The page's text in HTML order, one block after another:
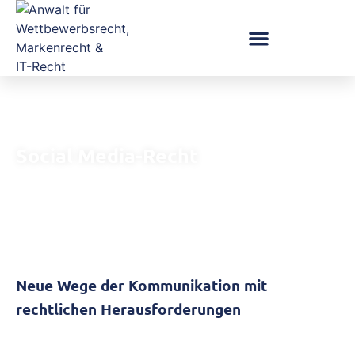
Neue Wege der Kommunikation mit
rechtlichen Herausforderungen